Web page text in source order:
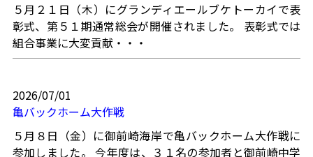
５月２１日（木）にグランディエールブケトーカイで表
彰式、第５１期通常総会が開催されました。 表彰式では
組合事業に大変貢献・・・
2026/07/01
亀バックホーム大作戦
５月８日（金）に御前崎海岸で亀バックホーム大作戦に
参加しました。 今年度は、３１名の参加者と御前崎中学